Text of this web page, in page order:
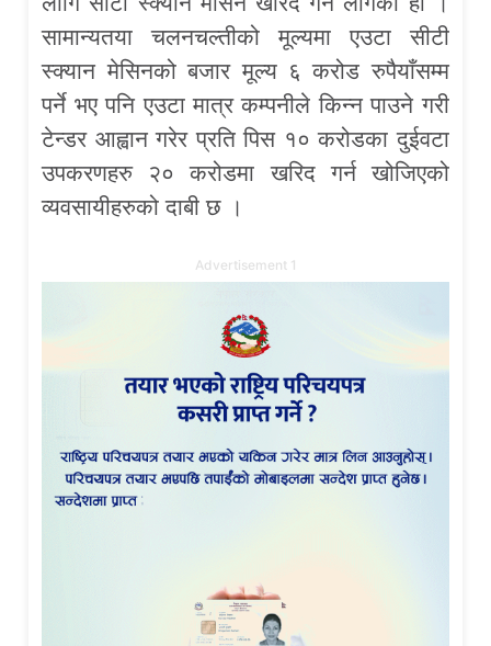
सामान्यतया चलनचल्तीको मूल्यमा एउटा सीटी
स्क्यान मेसिनको बजार मूल्य ६ करोड रुपैयाँसम्म
पर्ने भए पनि एउटा मात्र कम्पनीले किन्न पाउने गरी
टेन्डर आह्वान गरेर प्रति पिस १० करोडका दुईवटा
उपकरणहरु २० करोडमा खरिद गर्न खोजिएको
व्यवसायीहरुको दाबी छ ।
Advertisement 1